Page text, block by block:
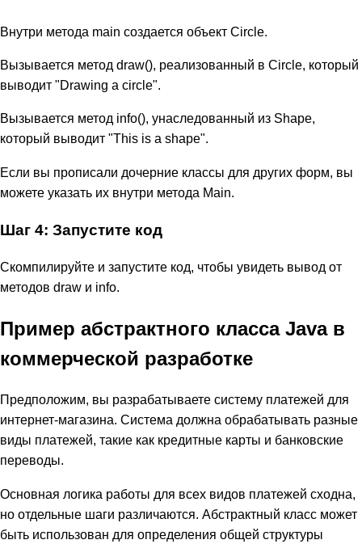
Внутри метода main создается объект Circle.
Вызывается метод draw(), реализованный в Circle, который
выводит "Drawing a circle".
Вызывается метод info(), унаследованный из Shape,
который выводит "This is a shape".
Если вы прописали дочерние классы для других форм, вы
можете указать их внутри метода Main.
Шаг 4: Запустите код
Скомпилируйте и запустите код, чтобы увидеть вывод от
методов draw и info.
Пример абстрактного класса Java в
коммерческой разработке
Предположим, вы разрабатываете систему платежей для
интернет-магазина. Система должна обрабатывать разные
виды платежей, такие как кредитные карты и банковские
переводы.
Основная логика работы для всех видов платежей сходна,
но отдельные шаги различаются. Абстрактный класс может
быть использован для определения общей структуры